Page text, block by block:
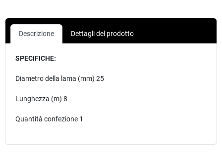
Descrizione Dettagli del prodotto
SPECIFICHE:
Diametro della lama (mm) 25
Lunghezza (m) 8
Quantità confezione 1